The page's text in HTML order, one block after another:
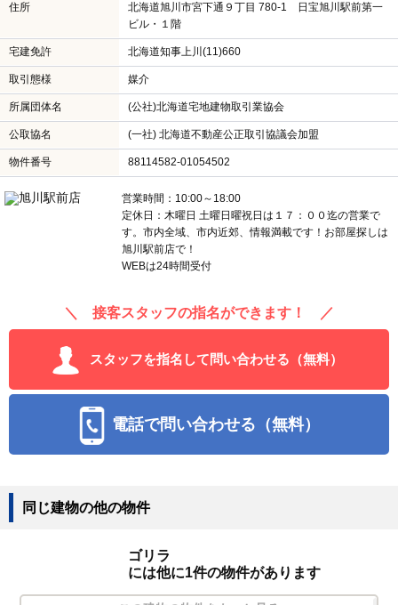
住所
北海道旭川市宮下通９丁目 780-1 日宝旭川駅前第一
ビル・１階
宅建免許 北海道知事上川(11)660
取引態様 媒介
所属団体名 (公社)北海道宅地建物取引業協会
公取協名 (一社) 北海道不動産公正取引協議会加盟
物件番号 88114582-01054502
営業時間：10:00～18:00
定休日：木曜日 土曜日曜祝日は１７：００迄の営業で
す。市内全域、市内近郊、情報満載です！お部屋探しは
旭川駅前店で！
WEBは24時間受付
＼ 接客スタッフの指名ができます！ ／
スタッフを指名して問い合わせる（無料）
電話で問い合わせる（無料）
同じ建物の他の物件
ゴリラ
には他に1件の物件があります